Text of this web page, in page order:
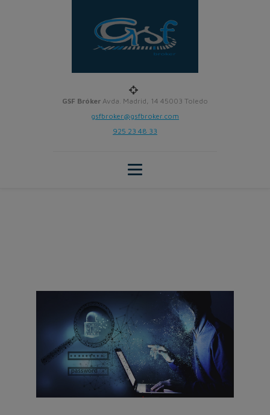
GSF Bróker Avda. Madrid, 14 45003 Toledo
gsfbroker@gsfbroker.com
925 23 48 33